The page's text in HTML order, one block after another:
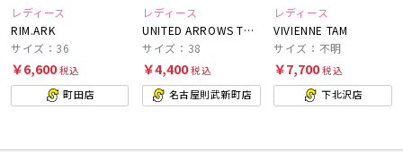
レディース
RIM.ARK
サイズ：36
￥6,600税込
町田店
レディース
UNITED ARROWS TOKYO
サイズ：38
￥4,400税込
名古屋則武新町店
レディース
VIVIENNE TAM
サイズ：不明
￥7,700税込
下北沢店